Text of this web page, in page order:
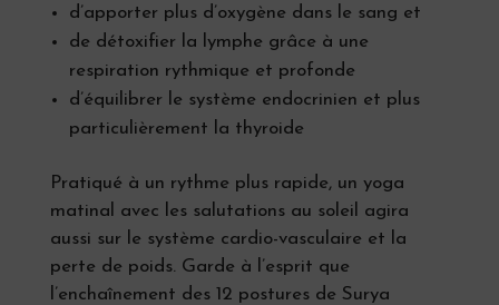
d’apporter plus d’oxygène dans le sang et
de détoxifier la lymphe grâce à une
respiration rythmique et profonde
d’équilibrer le système endocrinien et plus
particulièrement la thyroide
Pratiqué à un rythme plus rapide, un yoga
matinal avec les salutations au soleil agira
aussi sur le système cardio-vasculaire et la
perte de poids. Garde à l’esprit que
l’enchaînement des 12 postures de Surya